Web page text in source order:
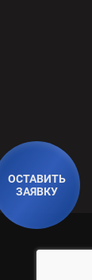
ОСТАВИТЬ
ЗАЯВКУ